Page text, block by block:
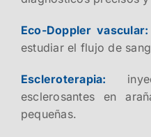
Eco-Doppler vascular:
estudiar el flujo de
Escleroterapia:
esclerosantes en
pequeñas.